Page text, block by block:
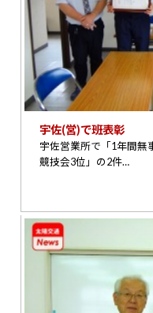
宇佐(営)で班表彰
宇佐営業所で「1年間無
競技会3位」の2件…